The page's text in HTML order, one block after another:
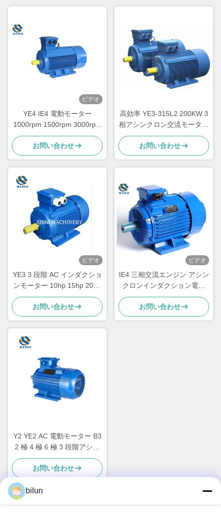
ビデオ
YE4 IE4 電動モーター
1000rpm 1500rpm 3000rpm
三相交流誘導モーター
お問い合わせ
高効率 YE3-315L2 200KW 3
相アシンクロン交流モーター
220V 380V
お問い合わせ
ビデオ
YE3 3 段階 AC インダクショ
ンモーター 10hp 15hp 20hp
30hp 40hp 50hp 電動モータ
ー
お問い合わせ
ビデオ
IE4 三相交流エンジン アシン
クロンインダクション電機
7.5KW 10HP 380V 50HZ
お問い合わせ
Y2 YE2 AC 電動モーター B3
2 極 4 極 6 極 3 段階アシン
クロンインダクションモータ
ー
お問い合わせ
bilun